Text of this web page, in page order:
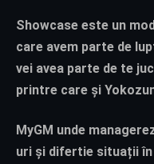
Showcase este un
care avem parte de
vei avea parte de te
printre care și
MyGM unde
uri și difertie situații în